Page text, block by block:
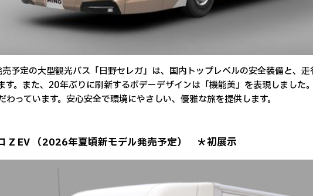
予定の大型観光バス「日野セレガ」は、国内トップレベルの安全装備と、
す。また、20年ぶりに刷新するボデーデザインは「機能美」を表現しました
わっています。安心安全で環境にやさしい、優雅な旅を提供します。
Z EV （2026年夏頃新モデル発売予定） ＊初展示